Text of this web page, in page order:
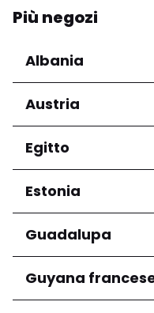
Più negozi
Albania
Regioni
Qarku i
Austria
Regioni
Salzburg
Wien
Egitto
Regioni
Estonia
Regioni
Harju
Tartu
Guadalupa
Regioni
Grande-
Guyana